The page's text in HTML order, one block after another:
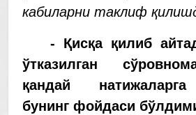
кабиларни таклиф
- Қисқа қилиб
ўтказилган
қандай
бунинг фойдаси